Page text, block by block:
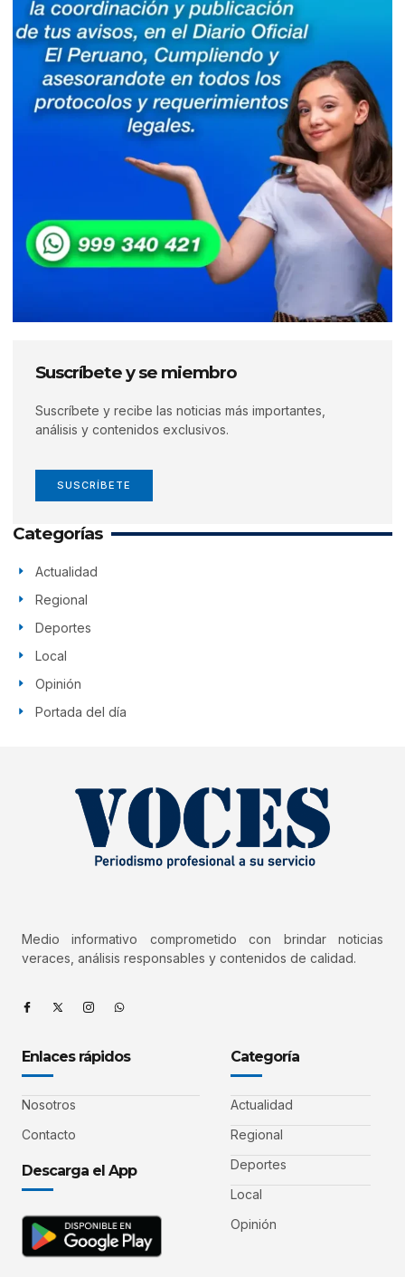
Suscríbete y se miembro
Suscríbete y recibe las noticias más importantes,
análisis y contenidos exclusivos.
SUSCRÍBETE
Categorías
Actualidad
Regional
Deportes
Local
Opinión
Portada del día
Medio informativo comprometido con brindar noticias
veraces, análisis responsables y contenidos de calidad.
Enlaces rápidos
Nosotros
Contacto
Descarga el App
Categoría
Actualidad
Regional
Deportes
Local
Opinión